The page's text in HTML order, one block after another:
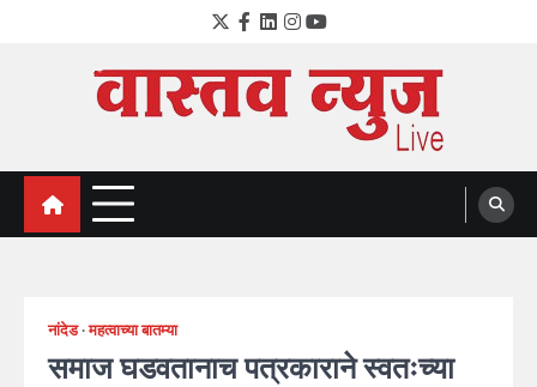
Twitter
Facebook
LinkedIn
Instagram
YouTube
VastavNEWSLive.com
a leading NEWS portal of Maharahstra
नांदेड महत्वाच्या बातम्या
समाज घडवतानाच पत्रकाराने स्वतःच्या